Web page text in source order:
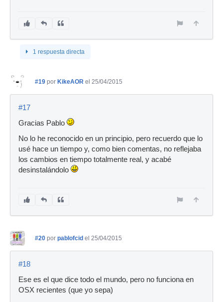
1 respuesta directa
#19 por KikeAOR el 25/04/2015
#17
Gracias Pablo
No lo he reconocido en un principio, pero recuerdo que lo
usé hace un tiempo y, como bien comentas, no reflejaba
los cambios en tiempo totalmente real, y acabé
desinstalándolo
#20 por pablofcid el 25/04/2015
#18
Ese es el que dice todo el mundo, pero no funciona en
OSX recientes (que yo sepa)